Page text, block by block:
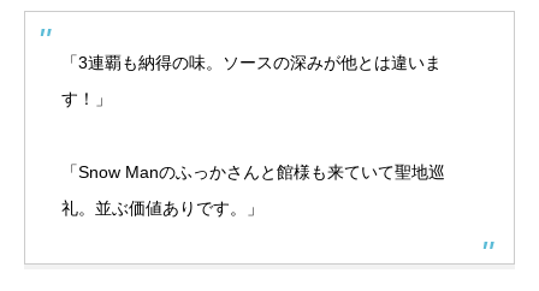
「3連覇も納得の味。ソースの深みが他とは違いま
す！」
「Snow Manのふっかさんと館様も来ていて聖地巡
礼。並ぶ価値ありです。」